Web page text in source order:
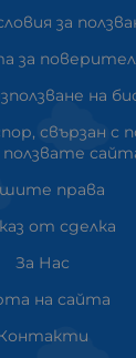
за
за
на
свързан с
права
от сделка
За Нас
на сайта